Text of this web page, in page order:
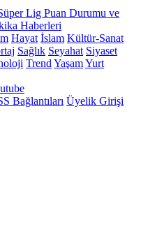
Lig Puan Durumu ve
Haberleri
Hayat İslam Kültür-Sanat
Sağlık Seyahat Siyaset
Trend YaşamYurt
Bağlantıları Üyelik Girişi